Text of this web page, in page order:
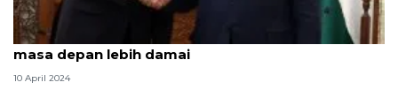
Sampaikan ucapan Idul Fitri, Menlu AS harapkan
masa depan lebih damai
10 April 2024